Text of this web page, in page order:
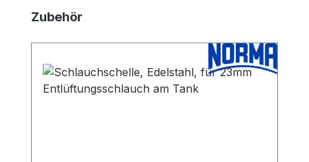
Produktgalerie überspringen
Zubehör